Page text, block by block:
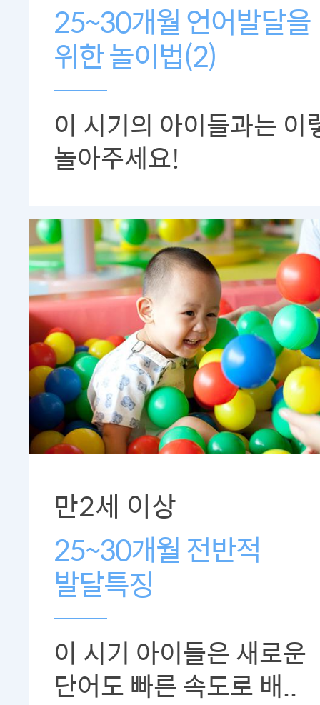
25~30개월 언어발달을
위한 놀이법(2)
이 시기의 아이들과는 이
놀아주세요!
만2세 이상
25~30개월 전반적
발달특징
이 시기 아이들은 새로운
단어도 빠른 속도로 배..